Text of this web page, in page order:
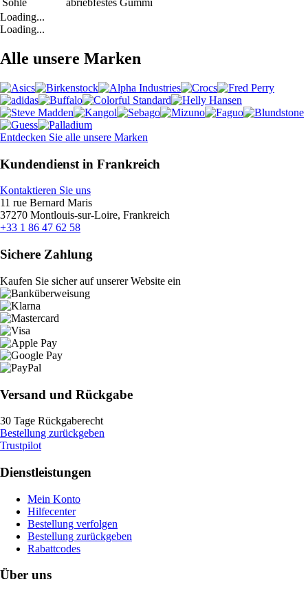
Sohle
abriebfestes Gummi
Loading...
Loading...
Alle unsere Marken
Entdecken Sie alle unsere Marken
Kundendienst in Frankreich
Kontaktieren Sie uns
11 rue Bernard Maris
37270 Montlouis-sur-Loire, Frankreich
+33 1 86 47 62 58
Sichere Zahlung
Kaufen Sie sicher auf unserer Website ein
Versand und Rückgabe
30 Tage Rückgaberecht
Bestellung zurückgeben
Trustpilot
Dienstleistungen
Mein Konto
Hilfecenter
Bestellung verfolgen
Bestellung zurückgeben
Rabattcodes
Über uns